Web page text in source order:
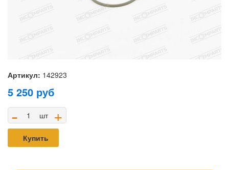
Артикул: 142923
5 250 руб
- шт +
Купить